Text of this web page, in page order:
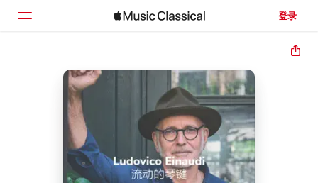
登录
主页
浏览